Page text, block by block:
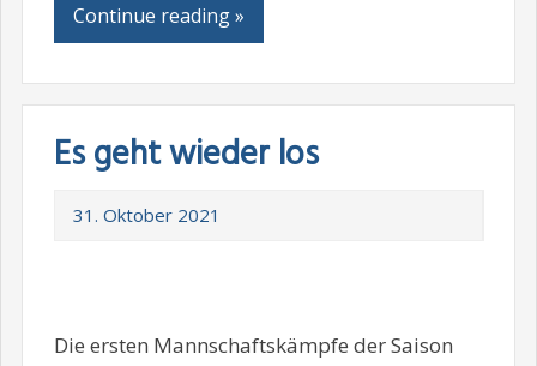
Continue reading »
Es geht wieder los
31. Oktober 2021
Die ersten Mannschaftskämpfe der Saison